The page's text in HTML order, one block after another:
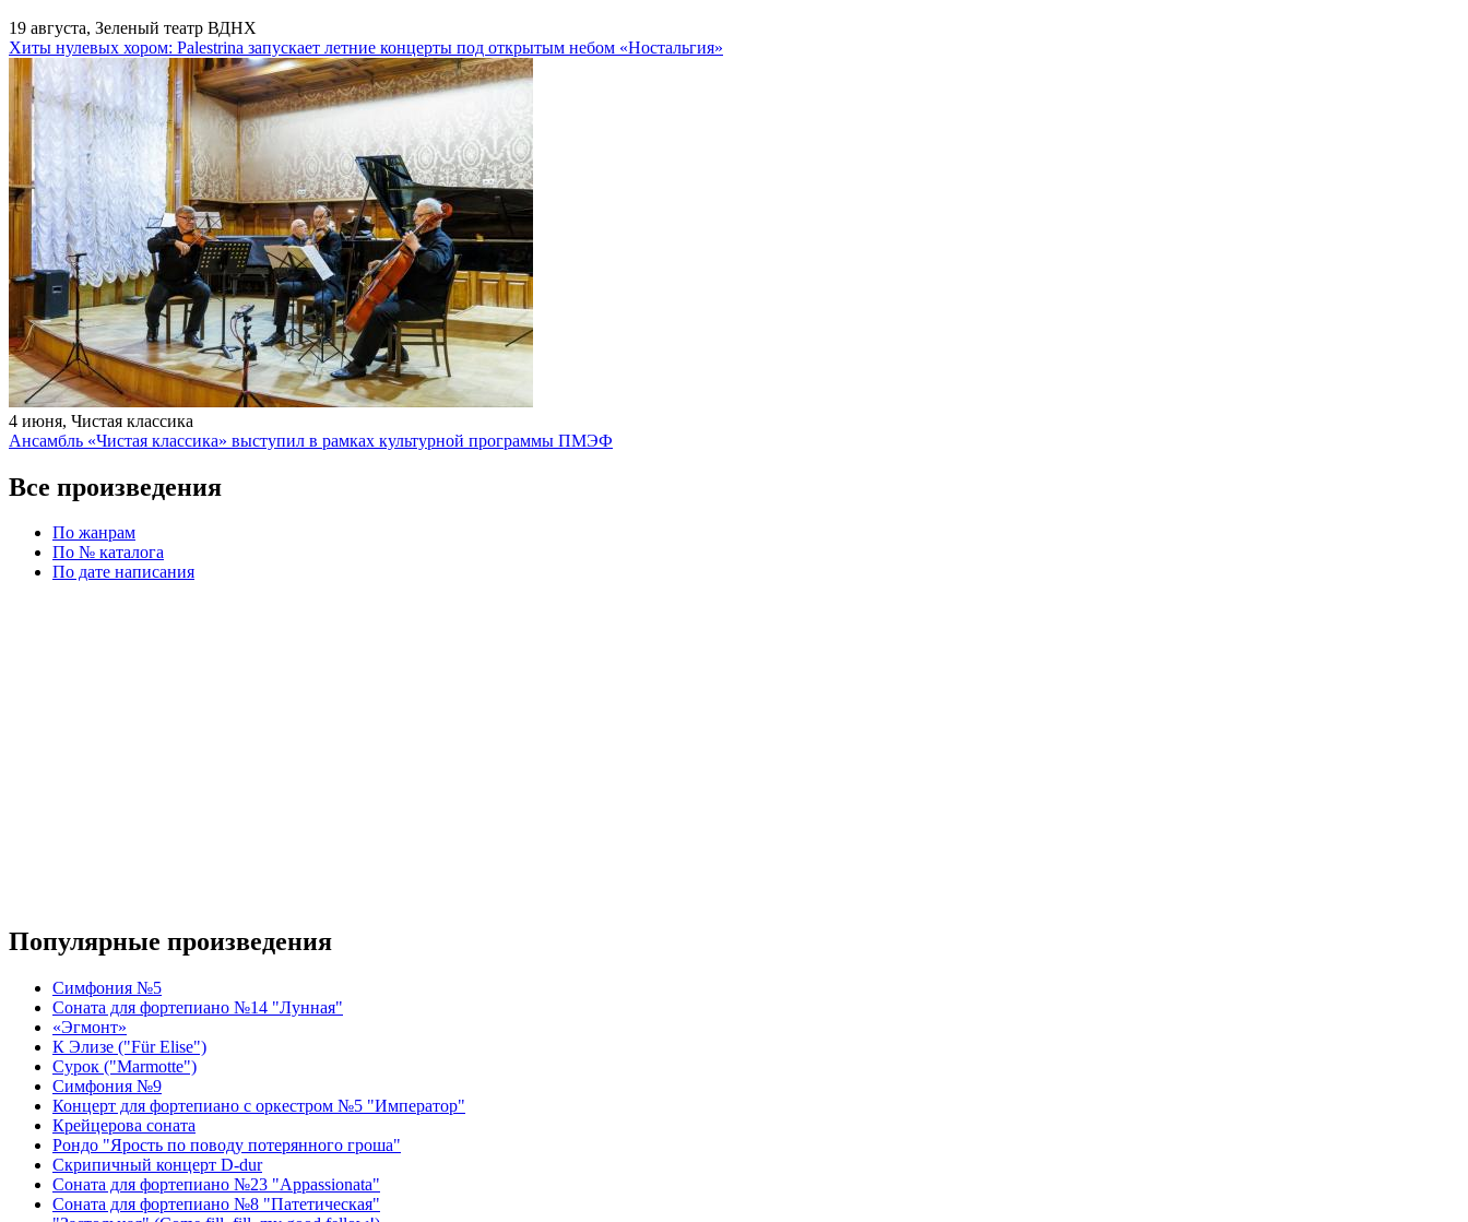
19 августа, Зеленый театр ВДНХ
Хиты нулевых хором: Palestrina запускает летние концерты под открытым небом «Ностальгия»
4 июня, Чистая классика
Ансамбль «Чистая классика» выступил в рамках культурной программы ПМЭФ
Все произведения
По жанрам
По № каталога
По дате написания
Популярные произведения
Симфония №5
Соната для фортепиано №14 "Лунная"
«Эгмонт»
К Элизе ("Für Elise")
Сурок ("Marmotte")
Симфония №9
Концерт для фортепиано с оркестром №5 "Император"
Крейцерова соната
Рондо "Ярость по поводу потерянного гроша"
Скрипичный концерт D-dur
Соната для фортепиано №23 "Appassionata"
Соната для фортепиано №8 "Патетическая"